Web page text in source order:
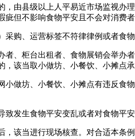
县级以上人平易近市场监视办
但不影响食物平安且不会对消费
、运营标签不符律律例或者食物
柜台出租者、食物展销会举办
该当取小做坊、小餐饮、小摊点
坊、小餐饮、小摊点有违反食
生食物平安变乱或者对食物平安
当进行现场核查。对合适本条